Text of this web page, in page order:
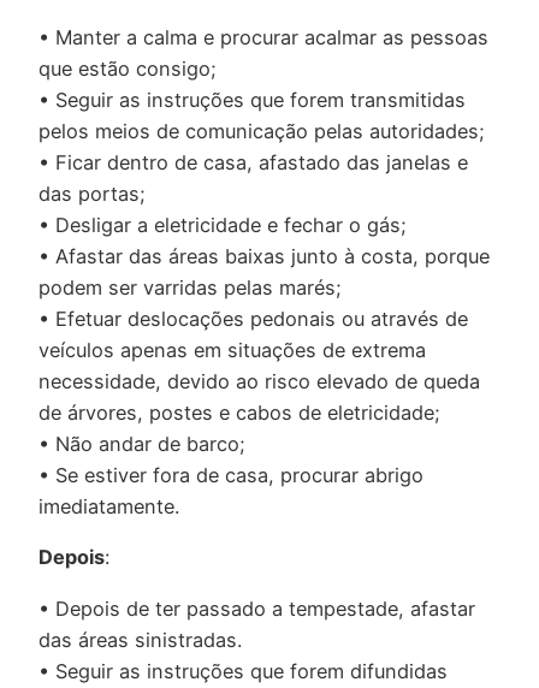
• Manter a calma e procurar acalmar as pessoas
que estão consigo;
• Seguir as instruções que forem transmitidas
pelos meios de comunicação pelas autoridades;
• Ficar dentro de casa, afastado das janelas e
das portas;
• Desligar a eletricidade e fechar o gás;
• Afastar das áreas baixas junto à costa, porque
podem ser varridas pelas marés;
• Efetuar deslocações pedonais ou através de
veículos apenas em situações de extrema
necessidade, devido ao risco elevado de queda
de árvores, postes e cabos de eletricidade;
• Não andar de barco;
• Se estiver fora de casa, procurar abrigo
imediatamente.
Depois:
• Depois de ter passado a tempestade, afastar
das áreas sinistradas.
• Seguir as instruções que forem difundidas